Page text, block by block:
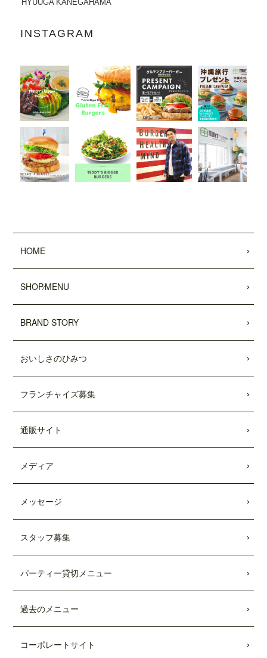
輸入遅延が発生しております。当面の
更させていただきます。ご利用のお客様
には大変ご不便をおかけいたしますが、
げます。
2022.04.04
「東京カレンダー」2022年5月号に、中目
黒店の
「5倍激辛バーガー」が掲載されま
した。
2022.01.28
「わんことワクワク旅行'22〜'23 (COSMI
C MOOK)」に、「テディーズビガーバー
11/26付「リビング新聞」および「リビン
れました。
中目黒店がプレオープンしました。
ました。
キッチンカー出張受付開始
2021.08.28
Showroomのコラボメニューが発売されま
した。
GGER BURGERSの「
2021.01.22
GGER BURGERSの「
バーガー宅配セット」が紹介されまし
2020.08.26
TBSテレビ「
HYUUGA KANEGAHAMA
INSTAGRAM
HOME
SHOP⁄MENU
BRAND STORY
おいしさのひみつ
フランチャイズ募集
通販サイト
メディア
メッセージ
スタッフ募集
パーティー貸切メニュー
過去のメニュー
コーポレートサイト